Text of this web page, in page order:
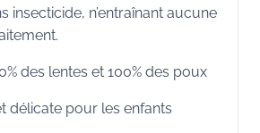
insecticide, n’entraînant aucune
des lentes et 100% des poux
délicate pour les enfants